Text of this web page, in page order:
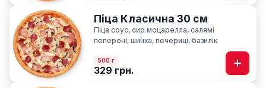
Піца Класична 30 см
Піца соус, сир моцарелла, салямі
пепероні, шинка, печериці, базилік
500 г
329 грн.